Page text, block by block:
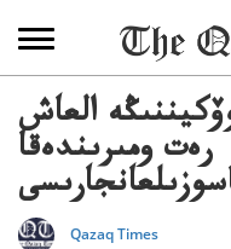
العاش
رەت ومىرىندەقا
Qazaq Times